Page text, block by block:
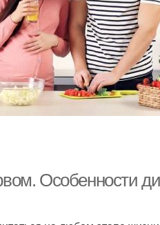
Особенности